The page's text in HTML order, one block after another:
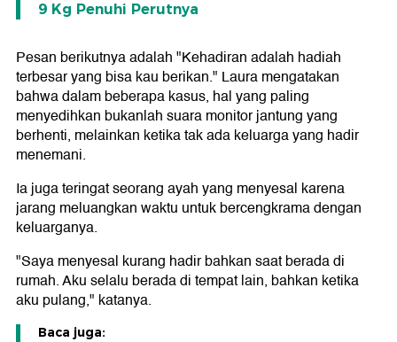
9 Kg Penuhi Perutnya
Pesan berikutnya adalah "Kehadiran adalah hadiah
terbesar yang bisa kau berikan." Laura mengatakan
bahwa dalam beberapa kasus, hal yang paling
menyedihkan bukanlah suara monitor jantung yang
berhenti, melainkan ketika tak ada keluarga yang hadir
menemani.
Ia juga teringat seorang ayah yang menyesal karena
jarang meluangkan waktu untuk bercengkrama dengan
keluarganya.
"Saya menyesal kurang hadir bahkan saat berada di
rumah. Aku selalu berada di tempat lain, bahkan ketika
aku pulang," katanya.
Baca juga: